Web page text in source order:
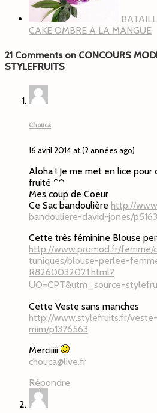
CAKE OMBRE A LA MANGUE
21 Comments on CONCOURS
STYLEFRUITS
Chouca
16 avril 2014 at (2 années ago)
Aloha ! Je me met en lice
fruité ^^
Mes coup de Coeur
Ce Sac bandoulière http://
bandouliere-david-jones/
Cette très féminine Blouse
http://www.promod.fr/femme/
tuniques/blouse-perlee-
R8260032021.html?
Cette Veste sans manches
http://www.stylefruits.fr/
mim/p1376563
Merciiiii
chouca@live.fr
Répondre